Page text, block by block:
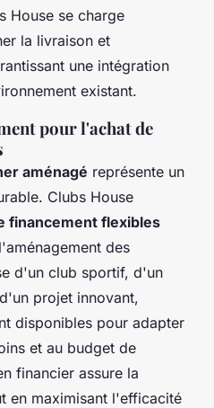
House se charge
la livraison et
une intégration
existant.
pour l'achat de
aménagé représente un
Clubs House
financement flexibles
des
d'un club sportif, d'un
projet innovant,
disponibles pour adapter
et au budget de
financier assure la
en maximisant l'efficacité